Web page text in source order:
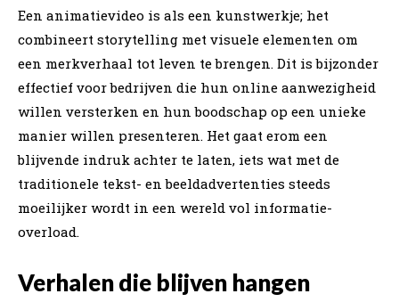
Een animatievideo is als een kunstwerkje; het
combineert storytelling met visuele elementen om
een merkverhaal tot leven te brengen. Dit is bijzonder
effectief voor bedrijven die hun online aanwezigheid
willen versterken en hun boodschap op een unieke
manier willen presenteren. Het gaat erom een
blijvende indruk achter te laten, iets wat met de
traditionele tekst- en beeldadvertenties steeds
moeilijker wordt in een wereld vol informatie-
overload.
Verhalen die blijven hangen